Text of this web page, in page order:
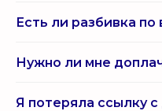
Есть ли разбивка по
Нужно ли мне
Я потеряла ссылку